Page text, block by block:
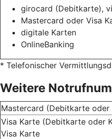
girocard (Debitkarte),
Mastercard oder Visa
digitale Karten
OnlineBanking
* Telefonischer
Weitere
Mastercard (Debitkarte
Visa Karte (Debitkarte oder
Visa Karte